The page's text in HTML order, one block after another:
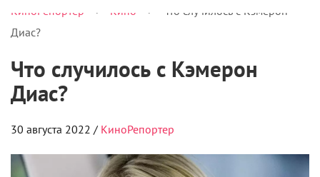
ВСЕ ПОДКАСТЫ
КиноРепортер > Кино >
Что случилось с Кэмерон
Диас?
Что случилось с Кэмерон
Диас?
30 августа 2022 / КиноРепортер